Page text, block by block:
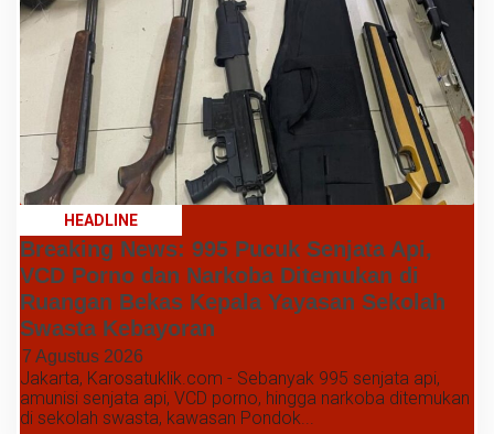
HEADLINE
Breaking News: 995 Pucuk Senjata Api,
VCD Porno dan Narkoba Ditemukan di
Ruangan Bekas Kepala Yayasan Sekolah
Swasta Kebayoran
7 Agustus 2026
Jakarta, Karosatuklik.com - Sebanyak 995 senjata api,
amunisi senjata api, VCD porno, hingga narkoba ditemukan
di sekolah swasta, kawasan Pondok...